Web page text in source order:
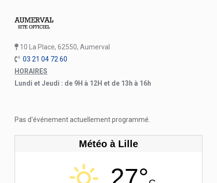
10 La Place, 62550, Aumerval
03 21 04 72 60
HORAIRES
Lundi et Jeudi : de 9H à 12H et de 13h à 16h
Pas d'événement actuellement programmé.
Météo à Lille